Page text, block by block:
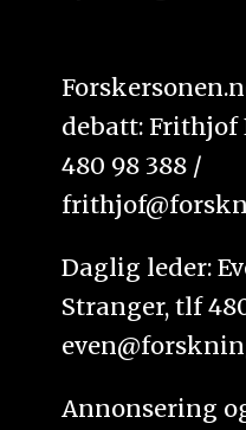
debatt: Frithjof
480 98 388 /
Daglig leder:
Stranger, tlf
Annonsering